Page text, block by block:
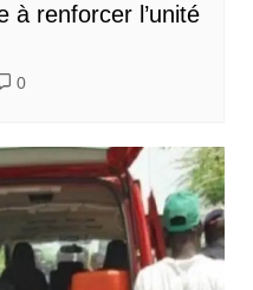
à renforcer l’unité
0